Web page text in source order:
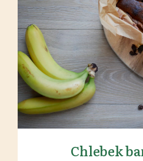
Chlebek
Chlebek